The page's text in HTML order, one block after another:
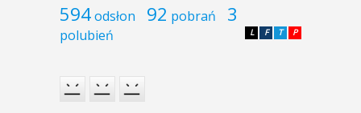
594odsłon 92 pobrań 3
polubień P
T
F
L